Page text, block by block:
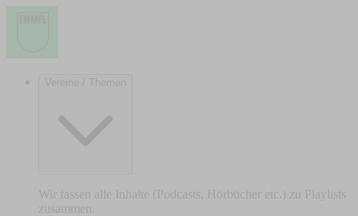
Vereine / Themen
Wir fassen alle Inhalte (Podcasts, Hörbücher etc.) zu Playlists
zusammen.